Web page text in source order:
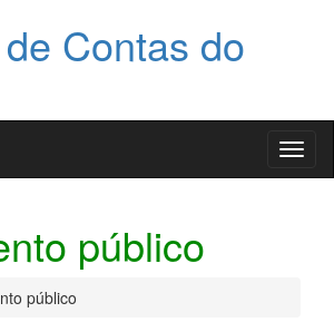
Contas do
público
público